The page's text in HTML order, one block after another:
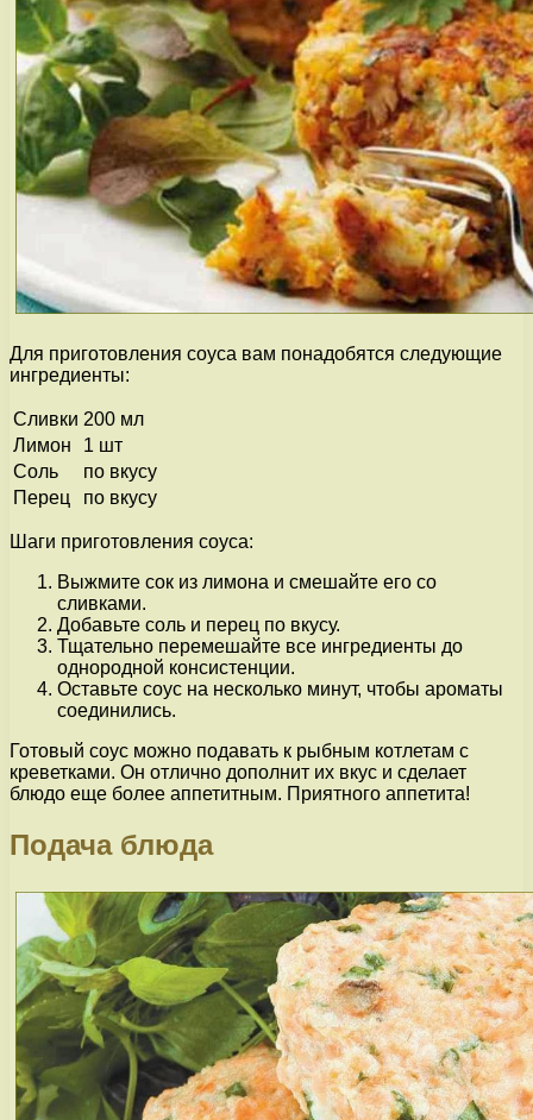
Для приготовления соуса вам понадобятся следующие
ингредиенты:
Сливки 200 мл
Лимон
1 шт
Соль
по вкусу
Перец
по вкусу
Шаги приготовления соуса:
Выжмите сок из лимона и смешайте его со
сливками.
Добавьте соль и перец по вкусу.
Тщательно перемешайте все ингредиенты до
однородной консистенции.
Оставьте соус на несколько минут, чтобы ароматы
соединились.
Готовый соус можно подавать к рыбным котлетам с
креветками. Он отлично дополнит их вкус и сделает
блюдо еще более аппетитным. Приятного аппетита!
Подача блюда